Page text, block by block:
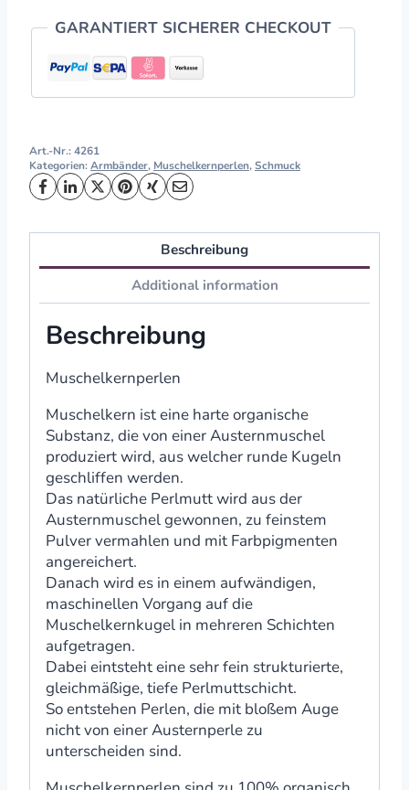
GARANTIERT SICHERER CHECKOUT
Art.-Nr.:4261
Kategorien:Armbänder, Muschelkernperlen,Schmuck
Beschreibung
Additional information
Beschreibung
Muschelkernperlen
Muschelkern ist eine harte organische
Substanz, die von einer Austernmuschel
produziert wird, aus welcher runde Kugeln
geschliffen werden.
Das natürliche Perlmutt wird aus der
Austernmuschel gewonnen, zu feinstem
Pulver vermahlen und mit Farbpigmenten
angereichert.
Danach wird es in einem aufwändigen,
maschinellen Vorgang auf die
Muschelkernkugel in mehreren Schichten
aufgetragen.
Dabei eintsteht eine sehr fein strukturierte,
gleichmäßige, tiefe Perlmuttschicht.
So entstehen Perlen, die mit bloßem Auge
nicht von einer Austernperle zu
unterscheiden sind.